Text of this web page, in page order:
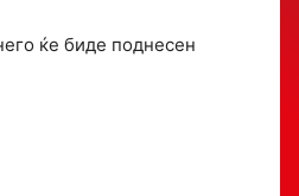
ќе биде поднесен